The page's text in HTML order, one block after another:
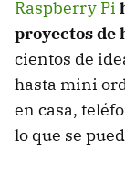
Raspberry Pi
proyectos de
cientos de
hasta mini
en casa,
lo que se